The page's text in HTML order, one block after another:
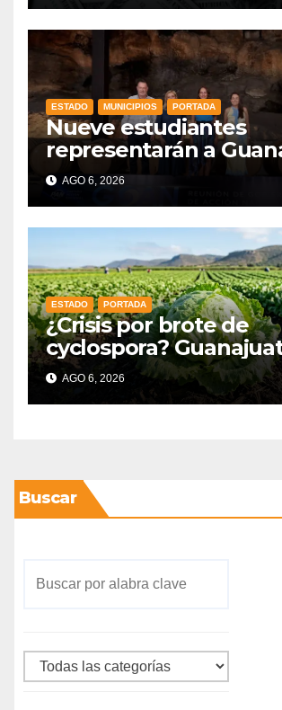
ESTADO MUNICIPIOS PORTADA
Nueve estudiantes
representarán a
en la Olimpiada
Matemáticas 2026
AGO 6, 2026
ESTADO PORTADA
¿Crisis por brote de
cyclospora?
mantiene intactas sus
exportaciones
AGO 6, 2026
Buscar